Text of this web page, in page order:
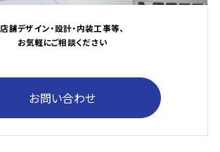
店舗デザイン・設計・内装工事等、
お気軽にご相談ください
お問い合わせ